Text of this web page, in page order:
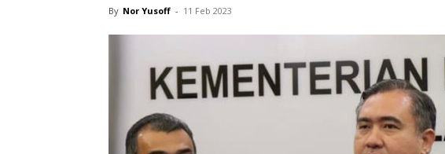
By Nor Yusoff - 11 Feb 2023